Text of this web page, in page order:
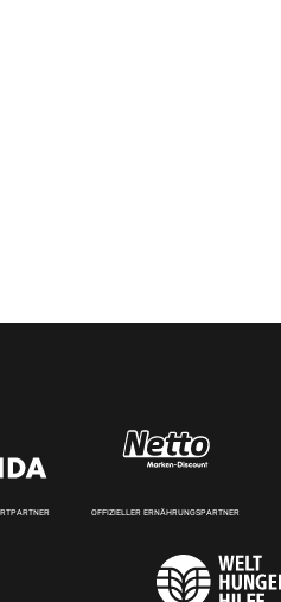
OFFIZIELLER ERNÄHRUNGSPARTNER